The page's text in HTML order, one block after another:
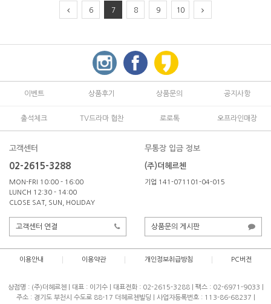
6 7 8 9 10
이벤트 상품후기 상품문의 공지사항
출석체크 TV드라마 협찬 로로톡 오프라인매장
고객센터
02-2615-3288
MON-FRI 10:00 - 16:00
LUNCH 12:30 - 14:00
CLOSE SAT, SUN, HOLIDAY
무통장 입금 정보
(주)더헤르첸
기업 141-071101-04-015
고객센터 연결 상품문의 게시판
이용안내 이용약관 개인정보취급방침 PC버전
상점명 : (주)더헤르첸 대표 : 이기수 대표전화 : 02-2615-3288 팩스 : 02-6971-9033
주소 : 경기도 부천시 수도로 88-17 더헤르첸빌딩
사업자등록번호 : 113-86-68237